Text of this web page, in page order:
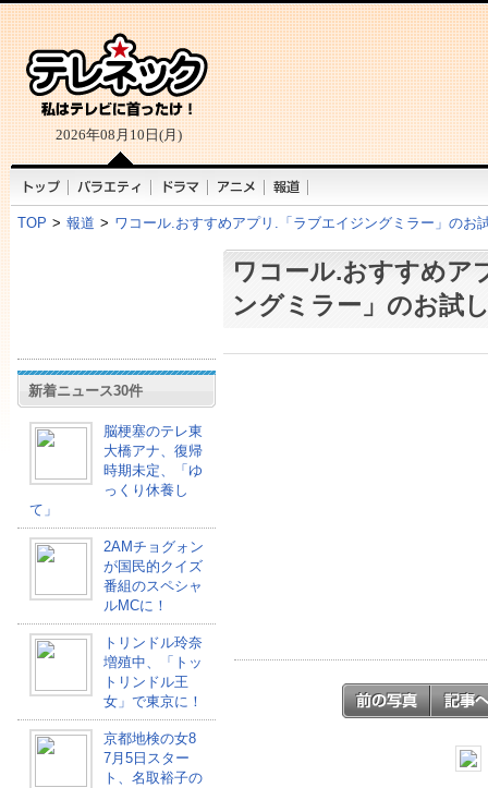
2026年08月10日(月)
TOP > 報道 > ワコール.おすすめアプリ.「ラブエイジングミラー」のお
新着ニュース30件
脳梗塞のテレ東
大橋アナ、復帰
時期未定、「ゆ
っくり休養し
て」
2AMチョグォン
が国民的クイズ
番組のスペシャ
ルMCに！
トリンドル玲奈
増殖中、「トッ
トリンドル王
女」で東京に！
京都地検の女8
7月5日スター
ト、名取裕子の
ワコール.おすすめア
ングミラー」のお試